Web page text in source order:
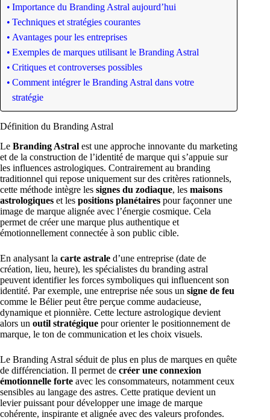
Importance du Branding Astral aujourd’hui
Techniques et stratégies courantes
Avantages pour les entreprises
Exemples de marques utilisant le Branding Astral
Critiques et controverses possibles
Comment intégrer le Branding Astral dans votre
stratégie
Définition du Branding Astral
Le Branding Astral est une approche innovante du marketing
et de la construction de l’identité de marque qui s’appuie sur
les influences astrologiques. Contrairement au branding
traditionnel qui repose uniquement sur des critères rationnels,
cette méthode intègre les signes du zodiaque, les maisons
astrologiques et les positions planétaires pour façonner une
image de marque alignée avec l’énergie cosmique. Cela
permet de créer une marque plus authentique et
émotionnellement connectée à son public cible.
En analysant la carte astrale d’une entreprise (date de
création, lieu, heure), les spécialistes du branding astral
peuvent identifier les forces symboliques qui influencent son
identité. Par exemple, une entreprise née sous un signe de feu
comme le Bélier peut être perçue comme audacieuse,
dynamique et pionnière. Cette lecture astrologique devient
alors un outil stratégique pour orienter le positionnement de
marque, le ton de communication et les choix visuels.
Le Branding Astral séduit de plus en plus de marques en quête
de différenciation. Il permet de créer une connexion
émotionnelle forte avec les consommateurs, notamment ceux
sensibles au langage des astres. Cette pratique devient un
levier puissant pour développer une image de marque
cohérente, inspirante et alignée avec des valeurs profondes.